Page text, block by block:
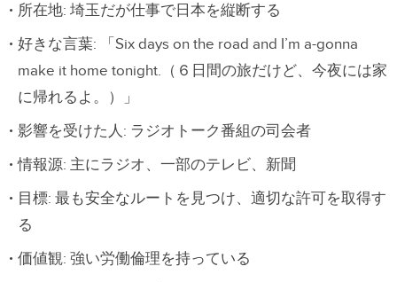
所在地: 埼玉だが仕事で日本を縦断する
好きな言葉: 「Six days on the road and I’m a-gonna
make it home tonight.（６日間の旅だけど、今夜には家
に帰れるよ。）」
影響を受けた人: ラジオトーク番組の司会者
情報源: 主にラジオ、一部のテレビ、新聞
目標: 最も安全なルートを見つけ、適切な許可を取得す
る
価値観: 強い労働倫理を持っている